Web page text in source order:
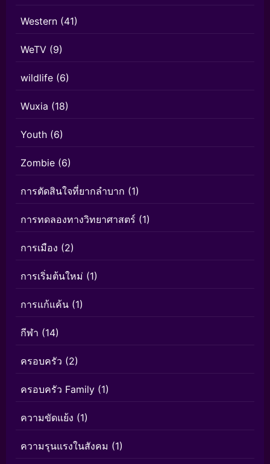
Western (41)
WeTV (9)
wildlife (6)
Wuxia (18)
Youth (6)
Zombie (6)
การตัดสินใจที่ยากลำบาก (1)
การทดลองทางวิทยาศาสตร์ (1)
การเมือง (2)
การเริ่มต้นใหม่ (1)
การแก้แค้น (1)
กีฬา (14)
ครอบครัว (2)
ครอบครัว Family (1)
ความขัดแย้ง (1)
ความรุนแรงในสังคม (1)